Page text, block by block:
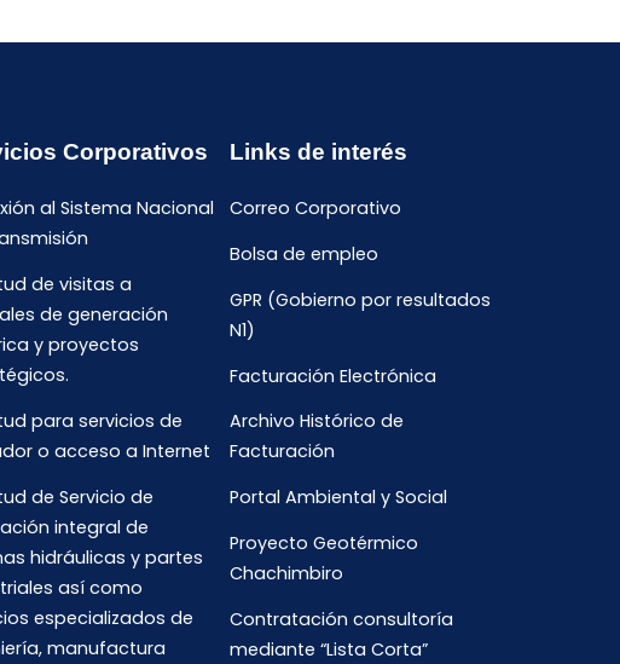
Corporativos
al Sistema Nacional
de visitas a
de generación
y proyectos
para servicios de
o acceso a Internet
de Servicio de
integral de
hidráulicas y partes
así como
especializados de
manufactura
Links de interés
Correo Corporativo
Bolsa de empleo
GPR (Gobierno por resultados
N1)
Facturación Electrónica
Archivo Histórico de
Facturación
Portal Ambiental y Social
Proyecto Geotérmico
Chachimbiro
Contratación consultoría
mediante “Lista Corta”